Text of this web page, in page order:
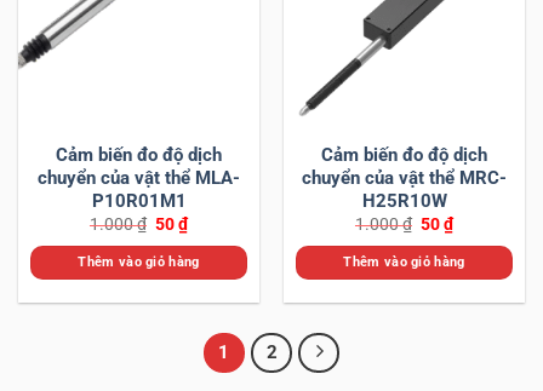
Cảm biến đo độ dịch
chuyển của vật thể MLA-
P10R01M1
1.000₫ Giá
gốc
là:
1.000 ₫.
50₫Giá
hiện
tại
là:
50 ₫.
Thêm vào giỏ hàng
Cảm biến đo độ dịch
chuyển của vật thể MRC-
H25R10W
1.000₫ Giá
gốc
là:
1.000 ₫.
50₫Giá
hiện
tại
là:
50 ₫.
Thêm vào giỏ hàng
1 2